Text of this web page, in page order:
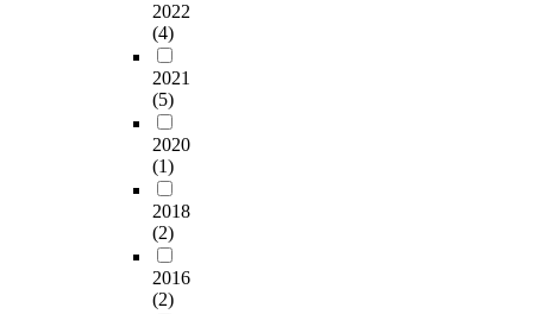
2022
(4)
2021
(5)
2020
(1)
2018
(2)
2016
(2)